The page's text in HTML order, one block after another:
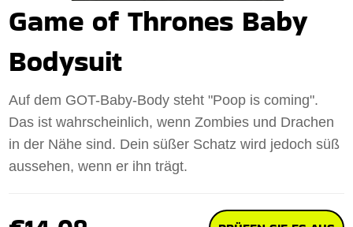
Game of Thrones Baby
Bodysuit
Auf dem GOT-Baby-Body steht "Poop is coming".
Das ist wahrscheinlich, wenn Zombies und Drachen
in der Nähe sind. Dein süßer Schatz wird jedoch süß
aussehen, wenn er ihn trägt.